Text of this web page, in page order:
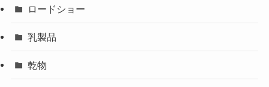
ロードショー
乳製品
乾物